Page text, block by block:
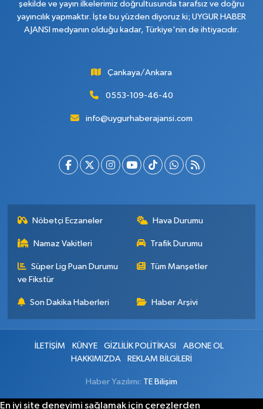
şekilde ve yayın ilkelerimiz doğrultusunda tarafsız ve doğru
yayıncılık yapmaktır. İşte bu yüzden diyoruz ki; UYGUR HABER
AJANSI medyanın olduğu kadar, Türkiye'nin de ihtiyacıdır.
Çankaya/Ankara
0553-109-46-40
info@uygurhaberajansi.com
Nöbetçi Eczaneler Hava Durumu
Namaz Vakitleri Trafik Durumu
Süper Lig Puan Durumu
ve Fikstür
Tüm Manşetler
Son Dakika Haberleri Haber Arşivi
İLETİŞİM KÜNYE GİZLİLİK POLİTİKASI
ABONE OL
HAKKIMIZDA
REKLAM BİLGİLERİ
Haber Yazılımı: TE Bilişim
En iyi site deneyimi sağlamak için çerezlerden